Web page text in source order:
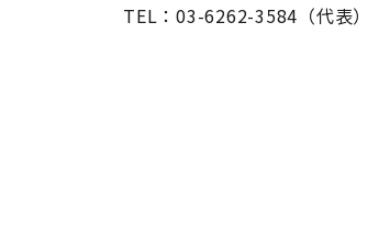
TEL：03-6262-3584（代表）